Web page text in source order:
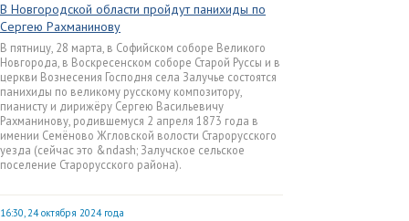
В Новгородской области пройдут панихиды по
Сергею Рахманинову
В пятницу, 28 марта, в Софийском соборе Великого
Новгорода, в Воскресенском соборе Старой Руссы и в
церкви Вознесения Господня села Залучье состоятся
панихиды по великому русскому композитору,
пианисту и дирижёру Сергею Васильевичу
Рахманинову, родившемуся 2 апреля 1873 года в
имении Семёново Жгловской волости Старорусского
уезда (сейчас это &ndash; Залучское сельское
поселение Старорусского района).
16:30, 24 октября 2024 года